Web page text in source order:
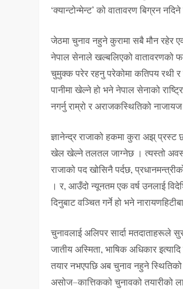
‘क्यान्टोन्मेन्ट’ को वातावरण बिग्रन
जेठमा चुनाव नहुने कुरामा सबै मौन रहेर
नेपाल सेनाले खल्बलिएको वातावरणको
चुमुक्क परेर रहनु परेकोमा कतिपय रथी
पानीमा खेल्ने हो भने नेपाल सेनाको
नगर्नु राम्रो र अराजकस्थितिको
ज्ञानेन्द्र राजाको हकमा कुरा अझ् प्रस्ट
खेल खेल्ने तलतल जाग्नेछ । त्यस्तो
राजाको पद खोसिनै पर्दछ,
। र, आउँदो न्यूनतम एक वर्ष उनलाई
दिनुबाट वञ्चित गर्ने हो भने
चुनावलाई अलिपर सार्दा मतदाताहरूले
जातीय अस्मिता, भाषिक अधिकार
तयार नभएपछि अब चुनाव नहुने
असोज–कात्तिकको चुनावको तयारीको